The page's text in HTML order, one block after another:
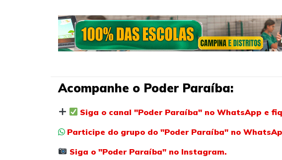
Acompanhe o Poder Paraíba:
Siga o canal "Poder Paraíba" no WhatsApp e
Participe do grupo do "Poder Paraíba" no
Siga o "Poder Paraíba" no Instagram.